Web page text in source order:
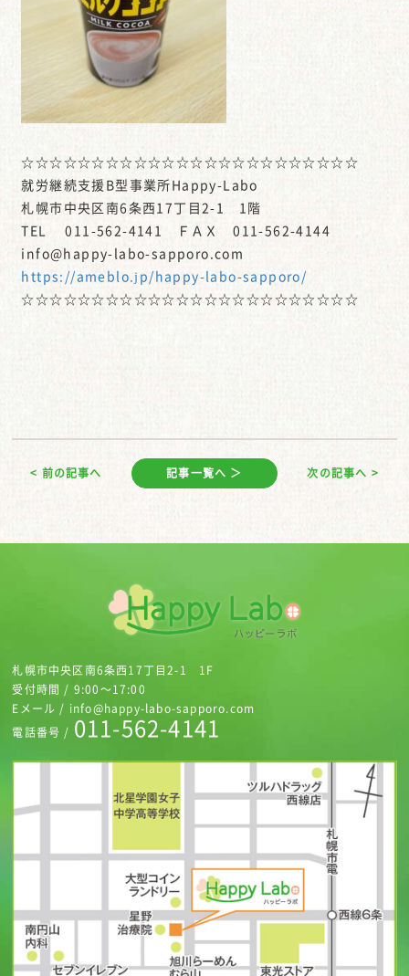
☆☆☆☆☆☆☆☆☆☆☆☆☆☆☆☆☆☆☆☆☆☆☆☆
就労継続支援B型事業所Happy-Labo
札幌市中央区南6条西17丁目2-1 1階
TEL 011-562-4141 ＦＡＸ 011-562-4144
info@happy-labo-sapporo.com
https://ameblo.jp/happy-labo-sapporo/
☆☆☆☆☆☆☆☆☆☆☆☆☆☆☆☆☆☆☆☆☆☆☆☆
< 前の記事へ 記事一覧へ ＞ 次の記事へ >
札幌市中央区南6条西17丁目2-1 1F
受付時間 / 9:00～17:00
Eメール / info@happy-labo-sapporo.com
電話番号 / 011-562-4141